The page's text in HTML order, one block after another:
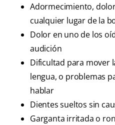
Adormecimiento,
cualquier lugar de la
Dolor en uno de los
audición
Dificultad para mover
lengua, o problemas
hablar
Dientes sueltos sin
Garganta irritada o